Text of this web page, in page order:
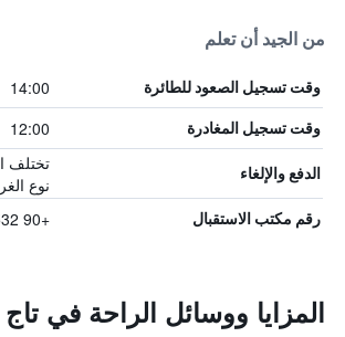
من الجيد أن تعلم
وقت تسجيل الصعود للطائرة 14:00
وقت تسجيل المغادرة 12:00
الدفع والإلغاء
تختلف
نوع
رقم مكتب الاستقبال +90 532 303 8791
المزايا ووسائل الراحة في